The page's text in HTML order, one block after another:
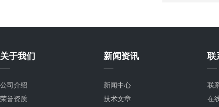
关于我们
公司介绍
荣誉资质
新闻资讯
新闻中心
技术文章
联
联
在